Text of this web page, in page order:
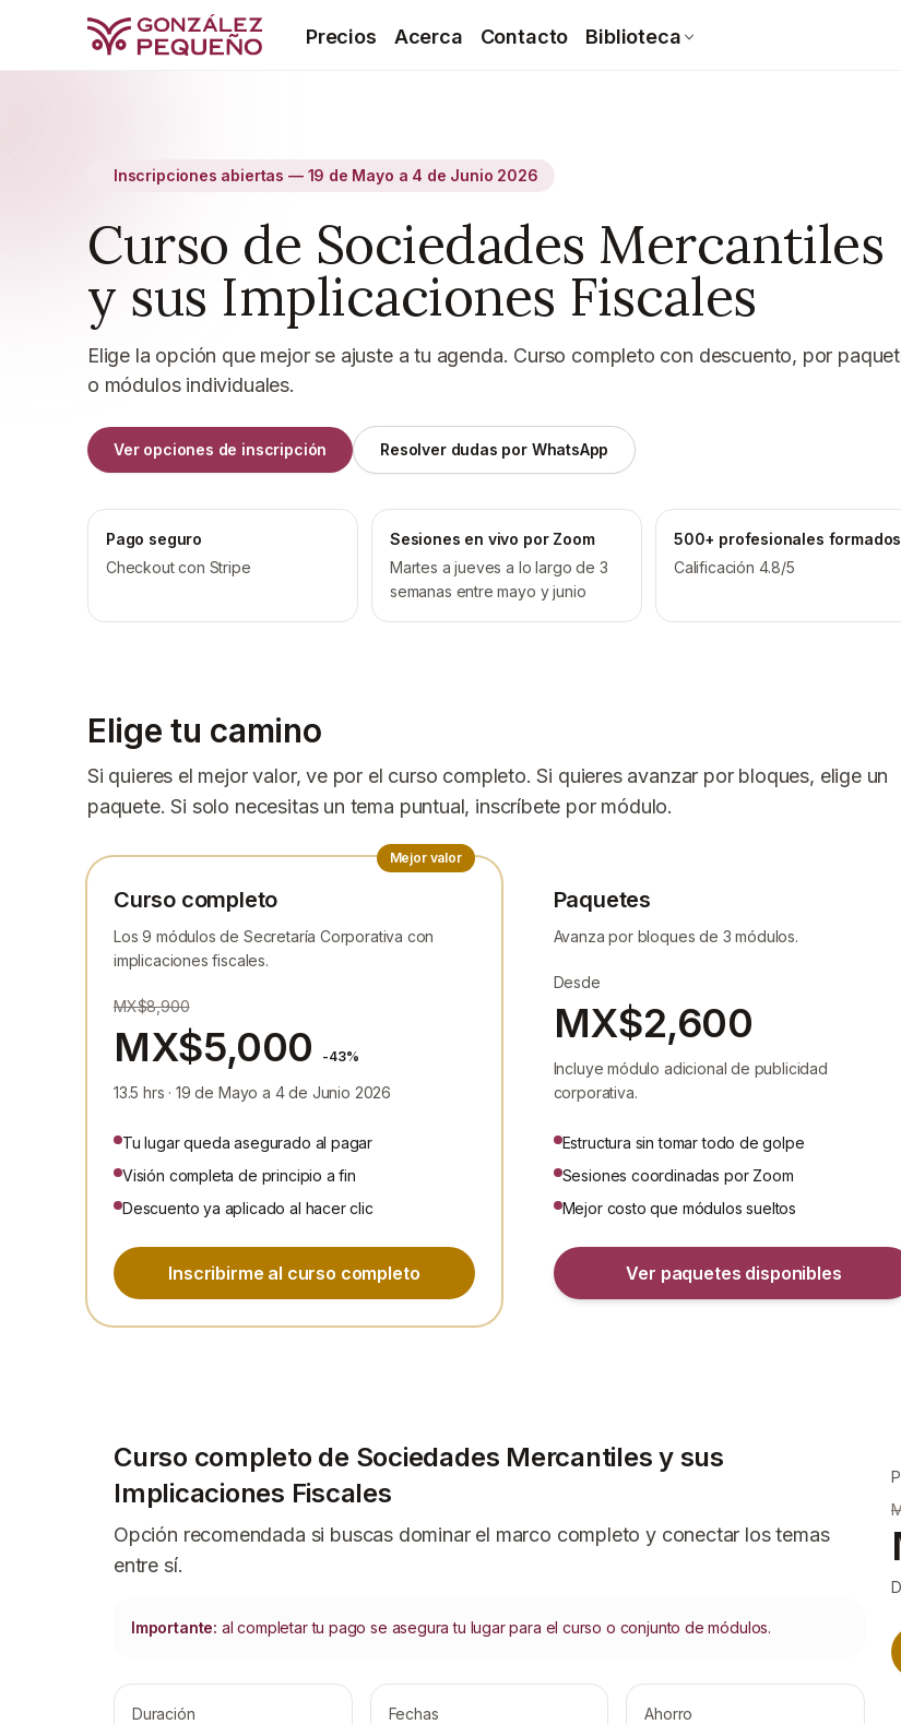
Precios Acerca Contacto Biblioteca
Inscripciones abiertas — 19 de Mayo a 4 de Junio 2026
Curso de Sociedades Mercantiles
y sus Implicaciones Fiscales
Elige la opción que mejor se ajuste a tu agenda. Curso completo con descuento, por
o módulos individuales.
Ver opciones de inscripción Resolver dudas por WhatsApp
Pago seguro
Checkout con Stripe
Sesiones en vivo por Zoom
Martes a jueves a lo largo de 3
semanas entre mayo y junio
500+ profesionales formados
Calificación 4.8/5
Elige tu camino
Si quieres el mejor valor, ve por el curso completo. Si quieres avanzar por bloques, elige un
paquete. Si solo necesitas un tema puntual, inscríbete por módulo.
Mejor valor
Curso completo
Los 9 módulos de Secretaría Corporativa con
implicaciones fiscales.
MX$8,900
MX$5,000 -43%
13.5 hrs · 19 de Mayo a 4 de Junio 2026
Tu lugar queda asegurado al pagar
Visión completa de principio a fin
Descuento ya aplicado al hacer clic
Inscribirme al curso completo
Paquetes
Avanza por bloques de 3 módulos.
Desde
MX$2,600
Incluye módulo adicional de publicidad
corporativa.
Estructura sin tomar todo de golpe
Sesiones coordinadas por Zoom
Mejor costo que módulos sueltos
Ver paquetes disponibles
Curso completo de Sociedades Mercantiles y sus
Implicaciones Fiscales
Opción recomendada si buscas dominar el marco completo y conectar los temas
entre sí.
Importante: al completar tu pago se asegura tu lugar para el curso o conjunto de módulos.
Duración Fechas Ahorro